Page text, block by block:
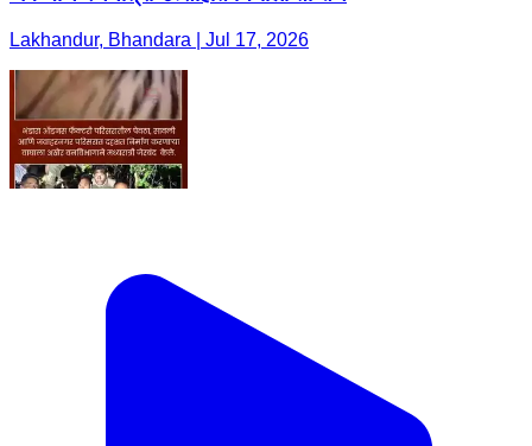
Lakhandur, Bhandara | Jul 17, 2026